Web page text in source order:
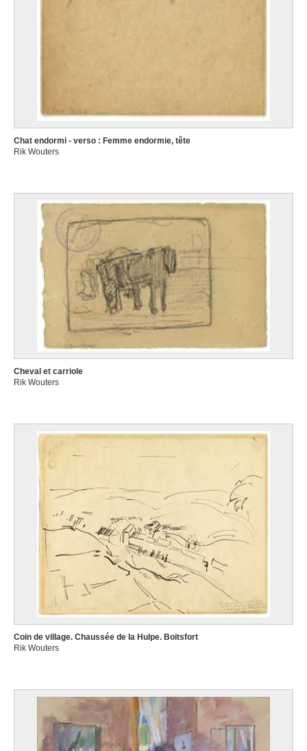
Chat endormi - verso : Femme endormie, tête
Rik Wouters
Cheval et carriole
Rik Wouters
Coin de village. Chaussée de la Hulpe. Boitsfort
Rik Wouters